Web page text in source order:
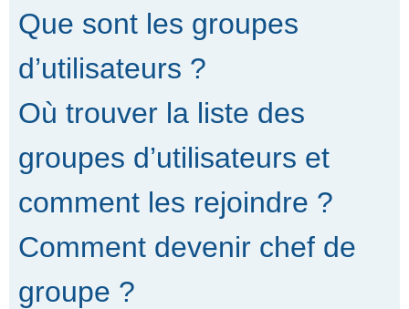
Que sont les groupes
d’utilisateurs ?
Où trouver la liste des
groupes d’utilisateurs et
comment les rejoindre ?
Comment devenir chef de
groupe ?